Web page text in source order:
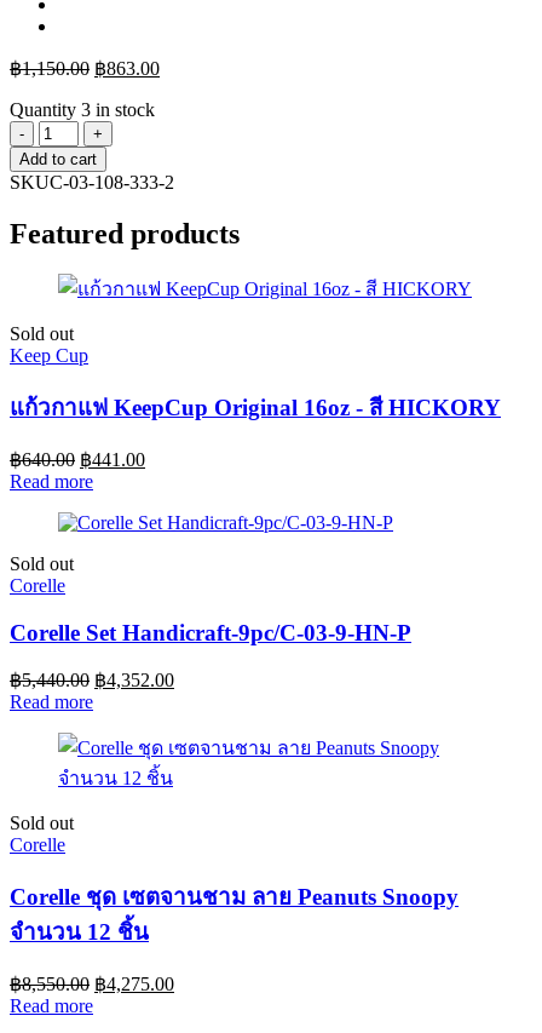
฿1,150.00 ฿863.00
Quantity 3 in stock
Corelle
จาน
อาหาร
8.5
cm.)ลาย
lris
2
03-
333-
2
Add to cart
SKUC-03-108-333-2
Featured products
Sold out
Keep Cup
แก้วกาแฟ KeepCup Original 16oz - สี HICKORY
฿640.00 ฿441.00
Read more
Sold out
Corelle
Corelle Set Handicraft-9pc/C-03-9-HN-P
฿5,440.00 ฿4,352.00
Read more
Sold out
Corelle
Corelle ชุด เซตจานชาม ลาย Peanuts Snoopy
จำนวน 12 ชิ้น
฿8,550.00 ฿4,275.00
Read more